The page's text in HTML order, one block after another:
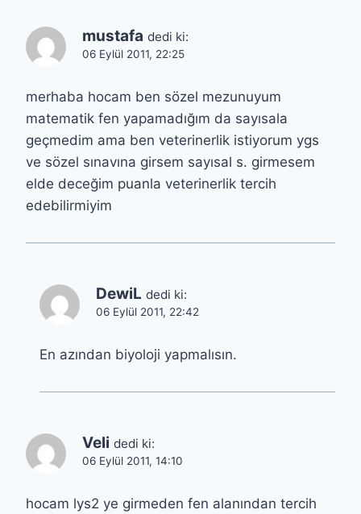
mustafa dedi ki:
06 Eylül 2011, 22:25
merhaba hocam ben sözel mezunuyum
matematik fen yapamadığım da sayısala
geçmedim ama ben veterinerlik istiyorum ygs
ve sözel sınavına girsem sayısal s. girmesem
elde deceğim puanla veterinerlik tercih
edebilirmiyim
DewiL dedi ki:
06 Eylül 2011, 22:42
En azından biyoloji yapmalısın.
Veli dedi ki:
06 Eylül 2011, 14:10
hocam lys2 ye girmeden fen alanından tercih